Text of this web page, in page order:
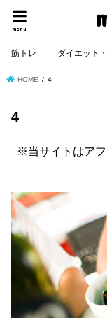
menu
筋トレ ダイエット
HOME 4
4
※当サイトはア